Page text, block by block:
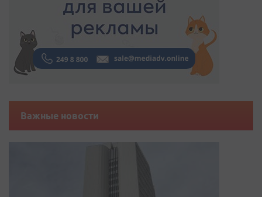
Важные новости